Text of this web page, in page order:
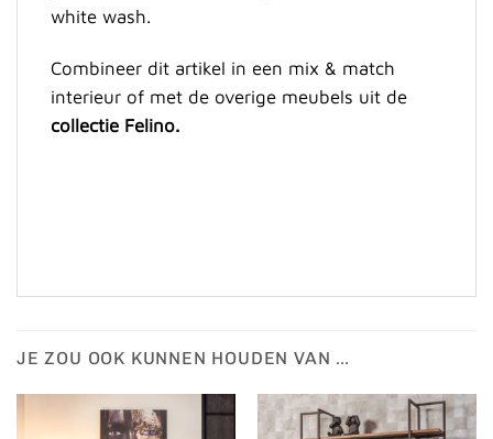
white wash.
Combineer dit artikel in een mix & match
interieur of met de overige meubels uit de
collectie Felino.
JE ZOU OOK KUNNEN HOUDEN VAN …